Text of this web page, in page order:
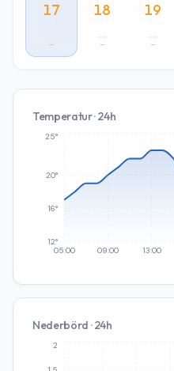
17
–
18
–
19
–
Temperatur · 24h
05:00 09:00 13:00
12°
16°
20°
25°
Nederbörd · 24h
2